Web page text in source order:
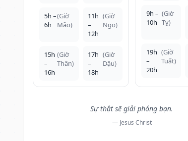
5h –
6h
(Giờ
Mão)
11h
–
12h
(Giờ
Ngọ)
15h
–
16h
(Giờ
Thân)
17h
–
18h
(Giờ
Dậu)
9h –
10h
(Giờ
Tỵ)
19h
–
20h
(Giờ
Tuất)
Sự thật sẽ giải phóng bạn.
— Jesus Christ